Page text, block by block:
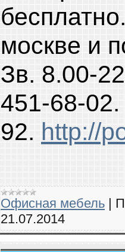
москве и
Зв. 8.00-
451-68-
92. http://
Офисная мебель
21.07.2014